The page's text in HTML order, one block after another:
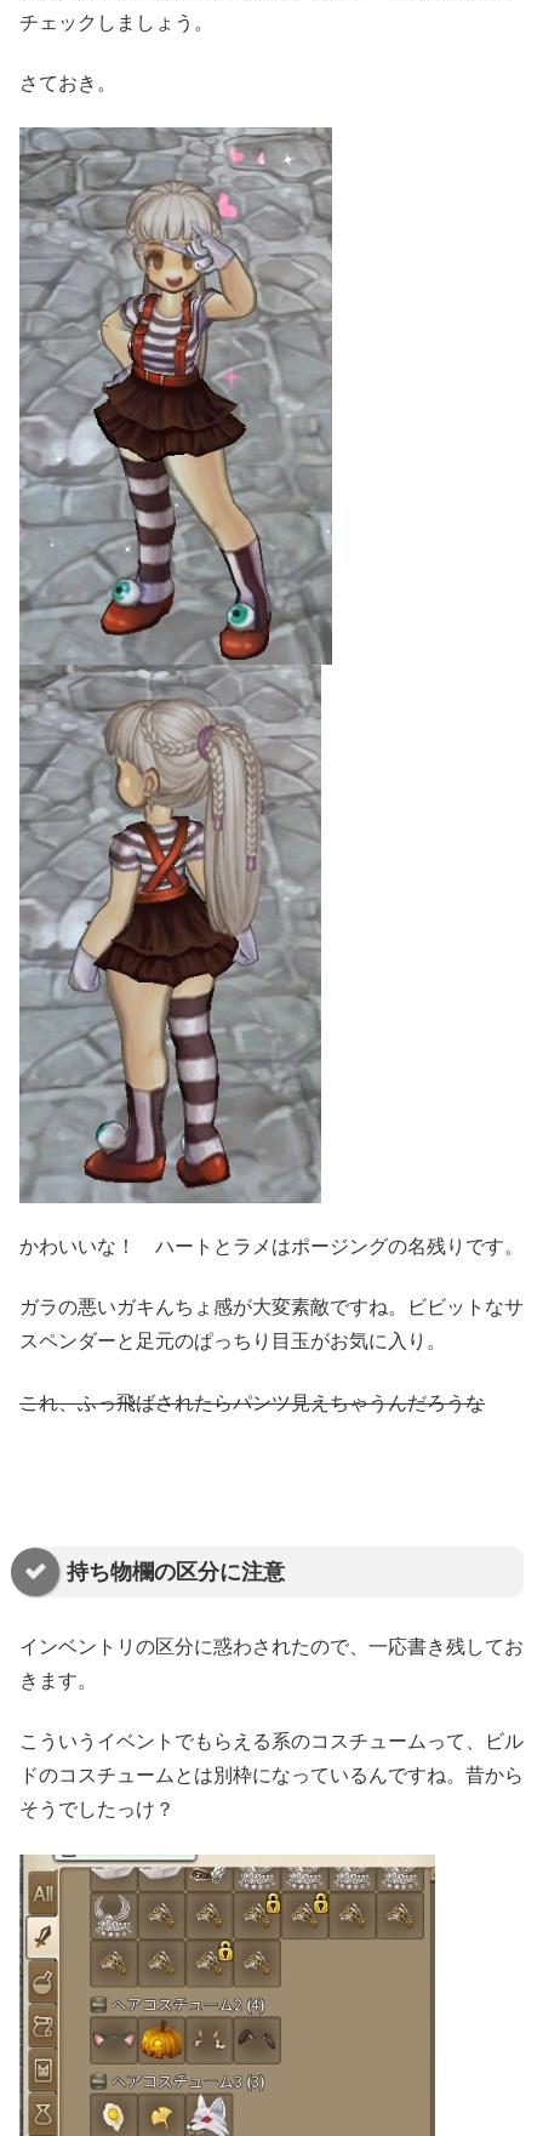
チェックしましょう。
さておき。
かわいいな！ ハートとラメはポージングの名残りです。
ガラの悪いガキんちょ感が大変素敵ですね。ビビットなサ
スペンダーと足元のぱっちり目玉がお気に入り。
これ、ふっ飛ばされたらパンツ見えちゃうんだろうな
持ち物欄の区分に注意
インベントリの区分に惑わされたので、一応書き残してお
きます。
こういうイベントでもらえる系のコスチュームって、ビル
ドのコスチュームとは別枠になっているんですね。昔から
そうでしたっけ？